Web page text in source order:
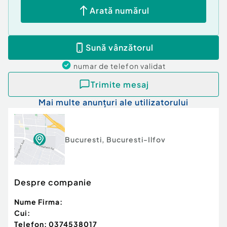
Arată numărul
Sună vânzătorul
numar de telefon validat
Trimite mesaj
Mai multe anunțuri ale utilizatorului
Bucuresti, Bucuresti-Ilfov
Despre companie
Nume Firma:
Cui:
Telefon: 0374538017